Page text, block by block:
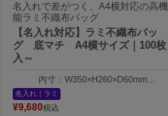
名入れで差がつく、A4横対応の高機
能ラミ不織布バッグ
【名入れ対応】ラミ不織布バッ
グ 底マチ A4横サイズ｜100枚
入～
内寸：W350×H260×D60mm
外寸：W410×H260×D60mm
名入れ｜ラミ
¥9,680税込